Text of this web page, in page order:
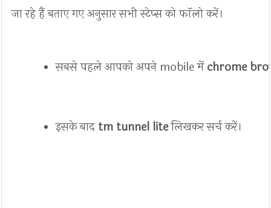
जा रहे हैं बताए गए अनुसार सभी स्टेप्स को फॉलो करें।
सबसे पहले आपको अपने mobile में chrome
इसके बाद tm tunnel lite लिखकर सर्च करें।